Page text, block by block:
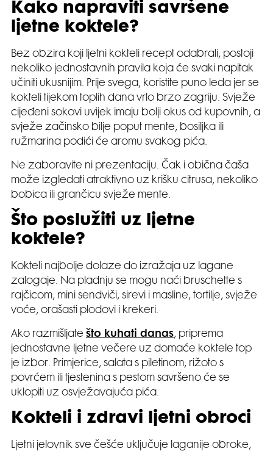
Kako napraviti savršene
ljetne koktele?
Bez obzira koji ljetni kokteli recept odabrali, postoji
nekoliko jednostavnih pravila koja će svaki napitak
učiniti ukusnijim. Prije svega, koristite puno leda jer se
kokteli tijekom toplih dana vrlo brzo zagriju. Svježe
cijeđeni sokovi uvijek imaju bolji okus od kupovnih, a
svježe začinsko bilje poput mente, bosiljka ili
ružmarina podići će aromu svakog pića.
Ne zaboravite ni prezentaciju. Čak i obična čaša
može izgledati atraktivno uz krišku citrusa, nekoliko
bobica ili grančicu svježe mente.
Što poslužiti uz ljetne
koktele?
Kokteli najbolje dolaze do izražaja uz lagane
zalogaje. Na pladnju se mogu naći bruschette s
rajčicom, mini sendviči, sirevi i masline, tortilje, svježe
voće, orašasti plodovi i krekeri.
Ako razmišljate što kuhati danas, priprema
jednostavne ljetne večere uz domaće koktele top
je izbor. Primjerice, salata s piletinom, rižoto s
povrćem ili tjestenina s pestom savršeno će se
uklopiti uz osvježavajuća pića.
Kokteli i zdravi ljetni obroci
Ljetni jelovnik sve češće uključuje laganije obroke,